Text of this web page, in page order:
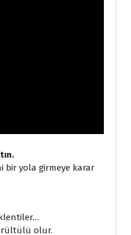
bir yola girmeye karar
olur.